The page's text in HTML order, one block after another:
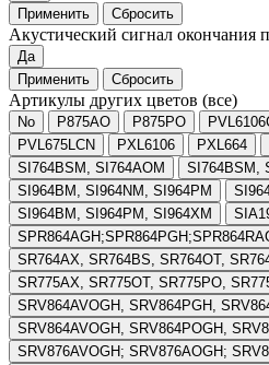
Применить
Сбросить
Акустический сигнал окончания
Да
Применить
Сбросить
Артикулы других цветов (все)
No P875AO P875PO
PVL675LCN
PXL6106 PXL664
SI764BSM, SI764AOM
SI764BSM,
SI964BM, SI964NM, SI964PM
SI964BM, SI964PM, SI964XM
SR764AX, SR764BS, SR764OT,
SR775AX, SR775OT, SR775PO,
SRV864AVOGH, SRV864PGH,
SRV864AVOGH, SRV864POGH,
SRV876AVOGH; SRV876AOGH;